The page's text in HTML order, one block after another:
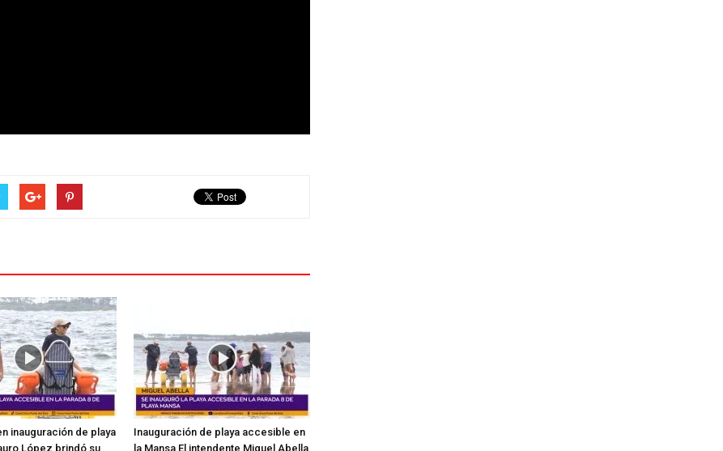
inauguración de playa
López brindó su
Inauguración de playa accesible en
la Mansa El intendente Miguel Abella